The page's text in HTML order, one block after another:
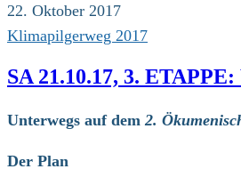
Etappe:
Spangenberg
22. Oktober 2017
Klimapilgerweg 2017
SA 21.10.17, 3.
Unterwegs auf dem2.
Der Plan